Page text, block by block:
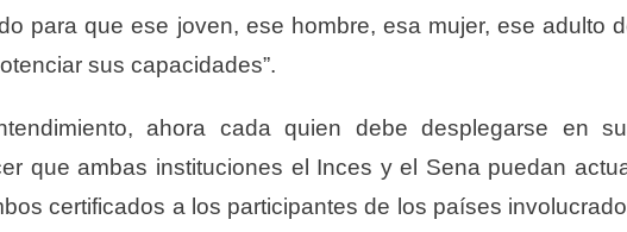
para que ese joven, ese hombre, esa mujer, ese adulto
sus capacidades”.
ahora cada quien debe desplegarse en
que ambas instituciones el Inces y el Sena puedan
certificados a los participantes de los países